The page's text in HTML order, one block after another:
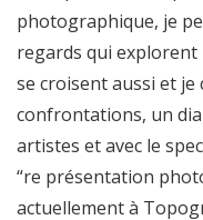
photographique, je
regards qui
se croisent aussi et je
confrontations, un
artistes et avec le
“re présentation
actuellement à